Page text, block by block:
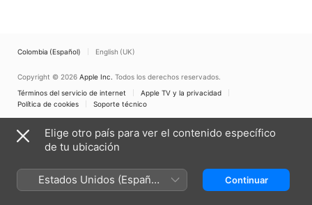
Colombia (Español) English (UK)
Copyright © 2026 Apple Inc. Todos los derechos reservados.
Términos del servicio de internet
Apple TV y la privacidad
Política de cookies
Soporte técnico
Elige otro país para ver el contenido específico
de tu ubicación
Estados Unidos (Español
México)
Continuar